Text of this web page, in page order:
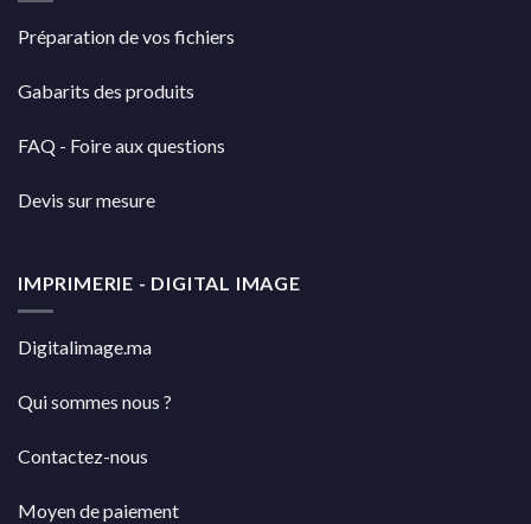
Préparation de vos fichiers
Gabarits des produits
FAQ - Foire aux questions
Devis sur mesure
IMPRIMERIE - DIGITAL IMAGE
Digitalimage.ma
Qui sommes nous ?
Contactez-nous
Moyen de paiement